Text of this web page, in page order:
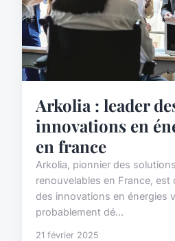
Arkolia : leader
innovations en
en france
Arkolia, pionnier des
renouvelables en France, est
des innovations en énergies
probablement dé...
21 février 2025